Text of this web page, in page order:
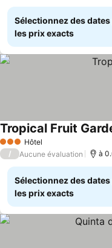
Sélectionnez des
les prix exacts
3 ÉtoilesHôtel
Tropical Fruit
/ Aucune évaluation à
Sélectionnez des
les prix exacts